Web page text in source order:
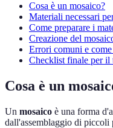
Cosa è un mosaico?
Materiali necessari
Come preparare i
Creazione del
Errori comuni e
Checklist finale per il
Cosa è un
Un mosaico è una forma
dall'assemblaggio di